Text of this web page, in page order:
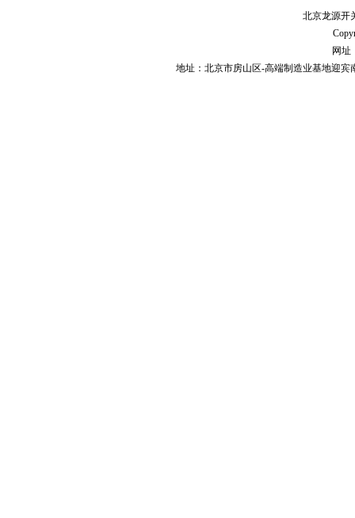
北京龙源开
网址
地址：北京市房山区-高端制造业基地迎宾